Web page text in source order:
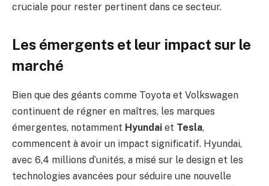
cruciale pour rester pertinent dans ce secteur.
Les émergents et leur impact sur le
marché
Bien que des géants comme Toyota et Volkswagen
continuent de régner en maîtres, les marques
émergentes, notamment Hyundai et Tesla,
commencent à avoir un impact significatif. Hyundai,
avec 6,4 millions d’unités, a misé sur le design et les
technologies avancées pour séduire une nouvelle